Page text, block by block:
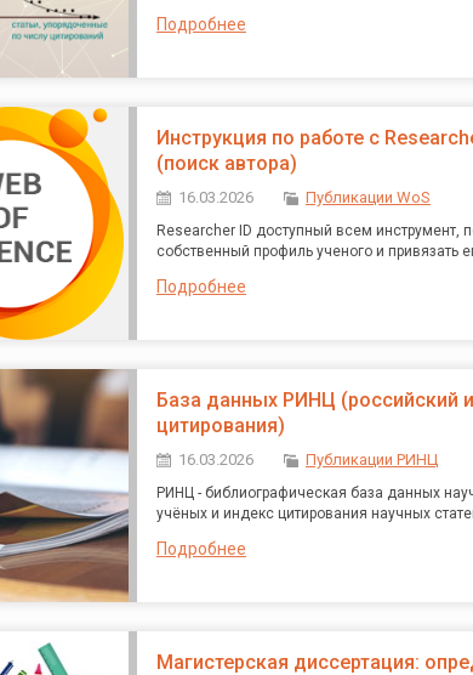
Подробнее
Инструкция по работе с
(поиск автора)
16.03.2026 Публикации WoS
Researcher ID доступный всем инструмент,
собственный профиль ученого и привязать
Подробнее
База данных РИНЦ (российский
цитирования)
16.03.2026 Публикации РИНЦ
РИНЦ - библиографическая база данных
учёных и индекс цитирования научных
Подробнее
Магистерская диссертация: